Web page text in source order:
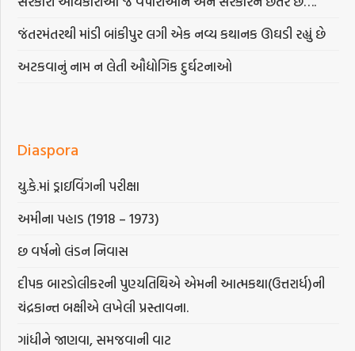
જંતરમંતરથી માંડી બાંકીપુર લગી એક નવ્ય કથાનક ઊઘડી રહ્યું છે
અટકવાનું નામ ન લેતી ઔદ્યોગિક દુર્ઘટનાઓ
Diaspora
યુ.કે.માં ડ્રાઇવિંગની પરીક્ષા
અમીના પહાડ (1918 – 1973)
છ વર્ષનો લંડન નિવાસ
દીપક બારડોલીકરની પુણ્યતિથિએ એમની આત્મકથા(ઉત્તરાર્ધ)ની
ચંદ્રકાન્ત બક્ષીએ લખેલી પ્રસ્તાવના.
ગાંધીને જાણવા, સમજવાની વાટ